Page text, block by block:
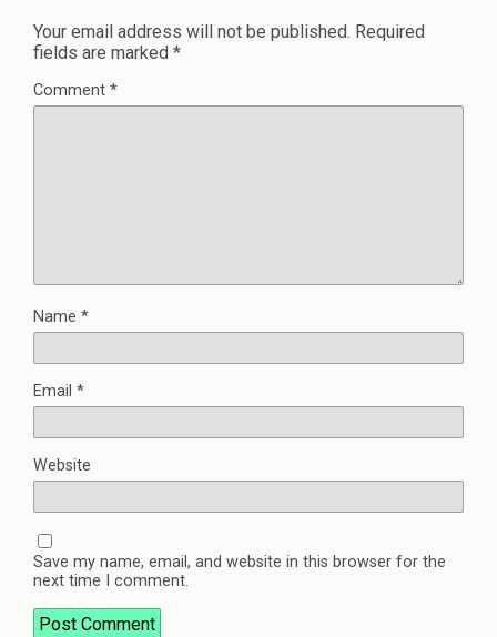
Your email address will not be published. Required
fields are marked *
Comment *
Name *
Email *
Website
Save my name, email, and website in this browser for the
next time I comment.